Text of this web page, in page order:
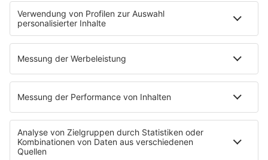
Listing
Back to the 90s
Mitmachen
Aktionen & Events
90s90s Countdown
Empfang
90s90s App